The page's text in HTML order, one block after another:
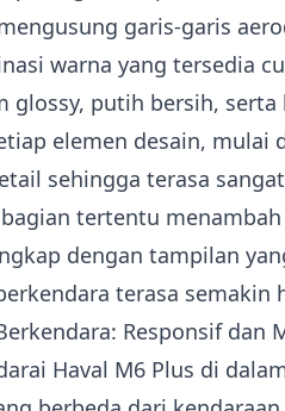
garis-garis
warna yang tersedia
glossy, putih bersih,
elemen desain,
sehingga terasa
tertentu
dengan tampilan
terasa semakin
Responsif dan
Haval M6 Plus di